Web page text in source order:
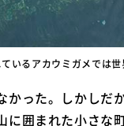
いるアカウミガメでは
った。しかしだ
囲まれた小さな